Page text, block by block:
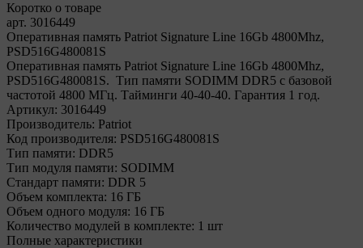
Коротко о товаре
арт. 3016449
Оперативная память Patriot Signature Line 16Gb 4800Mhz,
PSD516G480081S
Оперативная память Patriot Signature Line 16Gb 4800Mhz,
PSD516G480081S. Тип памяти SODIMM DDR5 с базовой
частотой 4800 МГц. Тайминги 40-40-40. Гарантия 1 год.
Артикул: 3016449
Производитель: Patriot
Код производителя: PSD516G480081S
Тип памяти: DDR5
Тип модуля памяти: SODIMM
Стандарт памяти: DDR 5
Объем комплекта: 16 ГБ
Объем одного модуля: 16 ГБ
Количество модулей в комплекте: 1 шт
Полные характеристики